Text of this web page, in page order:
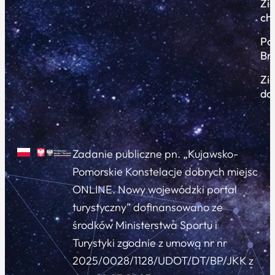
Zadanie publiczne pn. „Kujawsko-
Pomorskie Konstelacje dobrych miejsc
ONLINE. Nowy wojewódzki portal
turystyczny” dofinansowano ze
środków Ministerstwa Sportu i
Turystyki zgodnie z umową nr nr
2025/0028/1128/UDOT/DT/BP/JKK z